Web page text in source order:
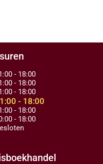
- 18:00
- 18:00
- 18:00
- 18:00
- 18:00
- 18:00